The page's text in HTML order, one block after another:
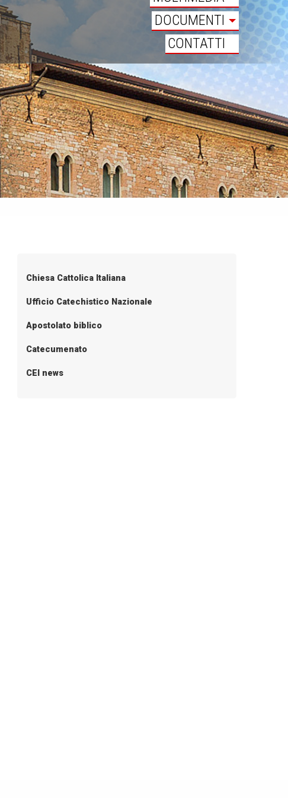
DOCUMENTI
CONTATTI
Chiesa Cattolica Italiana
Ufficio Catechistico Nazionale
Apostolato biblico
Catecumenato
CEI news